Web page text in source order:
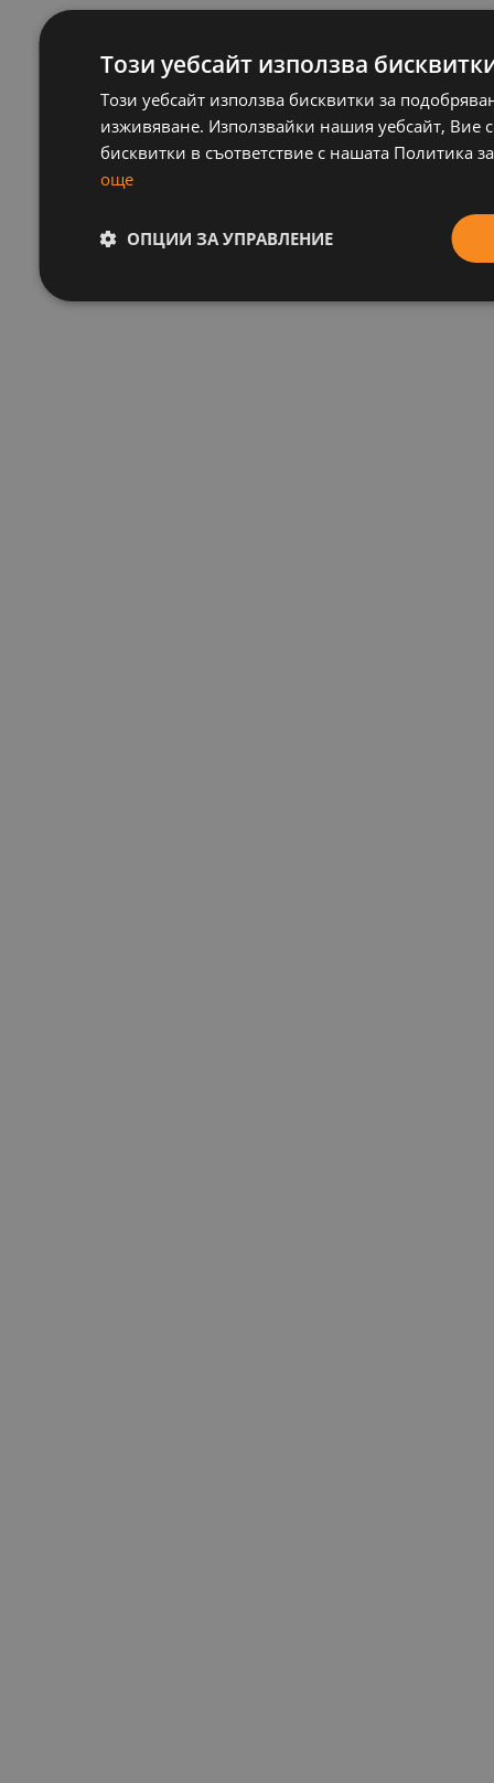
Този уебсайт използва
Този уебсайт използва бисквитки за
изживяване. Използвайки нашия уебсайт, Вие
бисквитки в съответствие с нашата Политика
още
ОПЦИИ ЗА УПРАВЛЕНИЕ